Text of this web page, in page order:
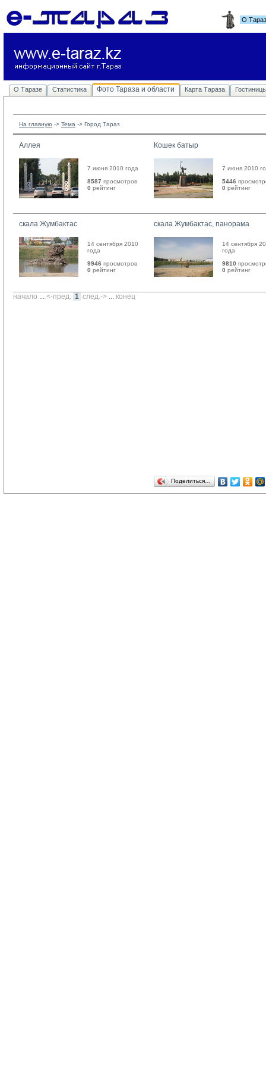
О
О Таразе Статистика Фото Тараза и области Карта Тараза
На главную -> Тема -> Город Тараз
Аллея
7 июня 2010 года
8587 просмотров
0 рейтинг
Кошек батыр
7 июня 2010
5446
0 рейтинг
скала Жумбактас
14 сентября 2010
года
9946 просмотров
0 рейтинг
скала Жумбактас, панорама
14 сентября
года
9810
0 рейтинг
начало ... <-пред. 1 след.-> ... конец
Поделиться…